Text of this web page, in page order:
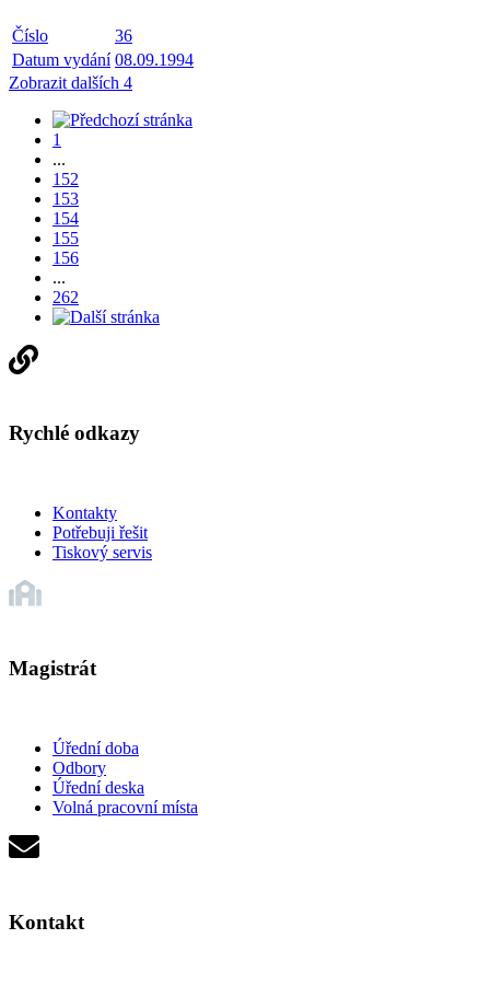
Číslo
36
Datum vydání 08.09.1994
Zobrazit dalších 4
1
...
152
153
154
155
156
...
262
Rychlé odkazy
Kontakty
Potřebuji řešit
Tiskový servis
Magistrát
Úřední doba
Odbory
Úřední deska
Volná pracovní místa
Kontakt